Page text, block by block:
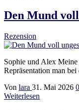
Den Mund
Rezension
Sophie und Alex
Repräsentation man
Von lara 31. Mai 2026 0
Weiterlesen